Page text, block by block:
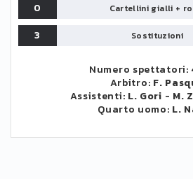
0
Cartellini gialli +
3
Sostituzioni
Numero spettatori:
Arbitro: F.
Assistenti: L. Gori - M.
Quarto uomo: L.